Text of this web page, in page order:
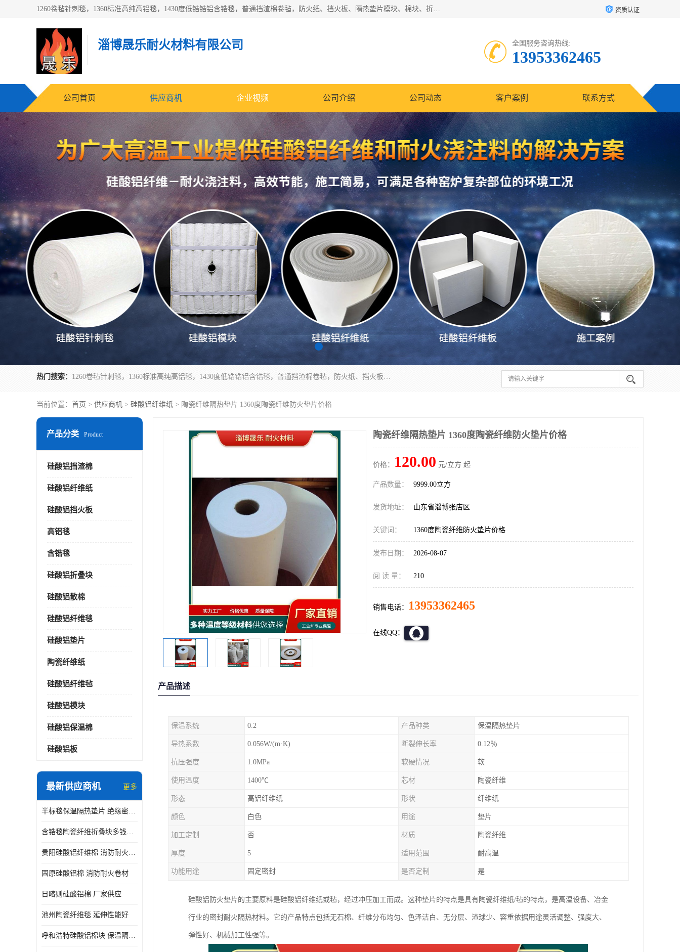
1260卷毡针刺毯，1360标准高纯高铝毯，1430度低锆锆铝含锆毯，普通挡渣棉卷毡，防火纸、挡火板、隔热垫片模块、棉块、折叠块、散棉高温固化剂价格规格密度多少钱图片视频立方平米参数指标 资质认证
淄博晟乐耐火材料有限公司 全国服务咨询热线:
13953362465
公司首页 供应商机 企业视频 公司介绍 公司动态 客户案例 联系方式
热门搜索： 1260卷毡针刺毯，1360标准高纯高铝毯，1430度低锆锆铝含锆毯，普通挡渣棉卷毡，防火纸、挡火板、隔热垫片模块、棉块、折叠块、散棉高温固化剂价格规格密度多少钱图片视频立方平米参数指标
当前位置： 首页 > 供应商机 > 硅酸铝纤维纸 > 陶瓷纤维隔热垫片 1360度陶瓷纤维防火垫片价格
产品分类 Product
硅酸铝挡渣棉
硅酸铝纤维纸
硅酸铝挡火板
高铝毯
含锆毯
硅酸铝折叠块
硅酸铝散棉
硅酸铝纤维毯
硅酸铝垫片
陶瓷纤维纸
硅酸铝纤维毡
硅酸铝模块
硅酸铝保温棉
硅酸铝板
最新供应商机 更多
半标毯保温隔热垫片 绝缘密封垫片
含锆毯陶瓷纤维折叠块多钱一立方 硅酸铝模块
贵阳硅酸铝纤维棉 消防耐火卷材
固原硅酸铝棉 消防耐火卷材
日喀则硅酸铝棉 厂家供应
池州陶瓷纤维毯 延伸性能好
呼和浩特硅酸铝棉块 保温隔热效果好
陶瓷纤维隔热垫片 1360度陶瓷纤维防火垫片价格
价格： 120.00 元/立方 起
产品数量： 9999.00立方
发货地址： 山东省淄博张店区
关键词： 1360度陶瓷纤维防火垫片价格
发布日期： 2026-08-07
阅 读 量： 210
销售电话： 13953362465
在线QQ：
产品描述
保温系统 0.2 产品种类 保温隔热垫片
导热系数 0.056W/(m·K) 断裂伸长率 0.12％
抗压强度 1.0MPa 软硬情况 软
使用温度 1400℃ 芯材 陶瓷纤维
形态 高铝纤维纸 形状 纤维纸
颜色 白色 用途 垫片
加工定制 否 材质 陶瓷纤维
厚度 5 适用范围 耐高温
功能用途 固定密封 是否定制 是
硅酸铝防火垫片的主要原料是硅酸铝纤维纸或毡，经过冲压加工而成。这种垫片的特点是具有陶瓷纤维纸/毡的特点，是高温设备、冶金
行业的密封耐火隔热材料。它的产品特点包括无石棉、纤维分布均匀、色泽洁白、无分层、渣球少、容重依据用途灵活调整、强度大、
弹性好、机械加工性强等。